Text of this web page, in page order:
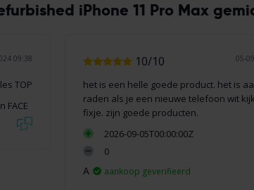
iPhone 11 Pro Max
09:38
TOP
FACE
10/10 05-
het is een helle goede product. het is
raden als je een nieuwe telefoon wit
fixje. zijn goede producten.
2026-09-05T00:00:00Z
0
A aankoop geverifieerd